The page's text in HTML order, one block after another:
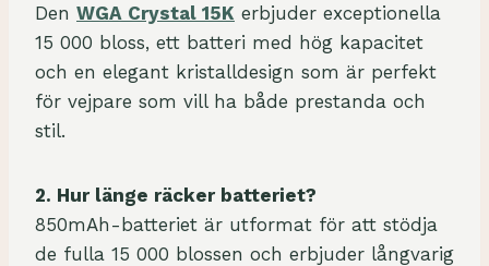
Den WGA Crystal 15K erbjuder exceptionella
15 000 bloss, ett batteri med hög kapacitet
och en elegant kristalldesign som är perfekt
för vejpare som vill ha både prestanda och
stil.
2. Hur länge räcker batteriet?
850mAh-batteriet är utformat för att stödja
de fulla 15 000 blossen och erbjuder långvarig